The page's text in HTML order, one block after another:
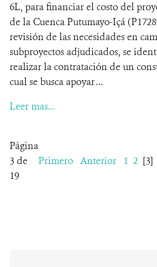
6L, para financiar el costo del
de la Cuenca Putumayo-Içá
revisión de las necesidades en
subproyectos adjudicados, se
realizar la contratación de un
cual se busca apoyar ...
Leer mas...
Página
3 de
19
Primero Anterior 1 2 [3]